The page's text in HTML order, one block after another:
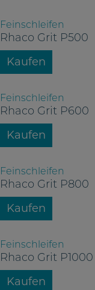
Feinschleifen
Rhaco Grit P500
Kaufen
Feinschleifen
Rhaco Grit P600
Kaufen
Feinschleifen
Rhaco Grit P800
Kaufen
Feinschleifen
Rhaco Grit P1000
Kaufen